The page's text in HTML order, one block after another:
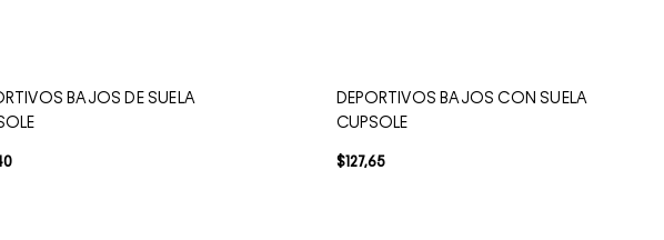
BAJOS DE SUELA
DEPORTIVOS BAJOS CON SUELA
CUPSOLE
$127,65